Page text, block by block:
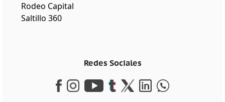
Rodeo Capital
Saltillo 360
Redes Sociales